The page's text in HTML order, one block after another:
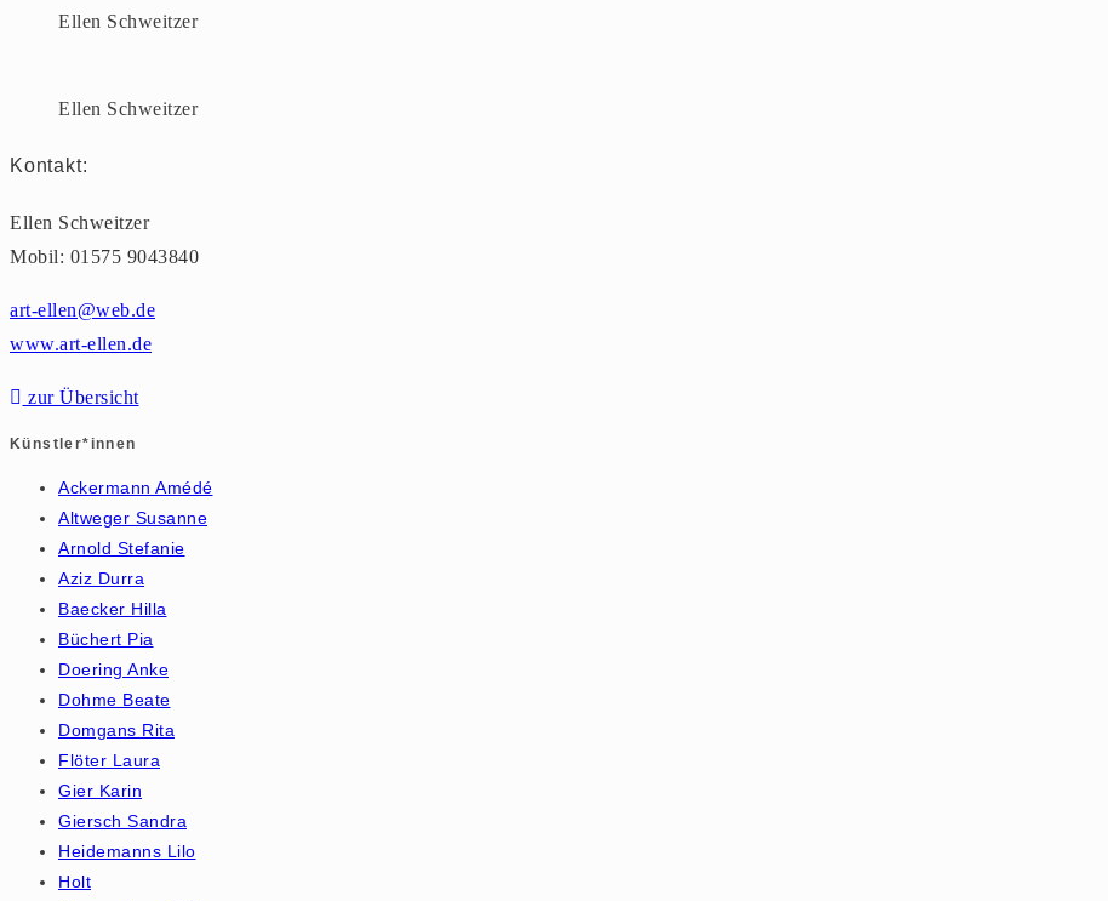
Ellen Schweitzer
Ellen Schweitzer
Kontakt:
Ellen Schweitzer
Mobil: 01575 9043840
art-ellen@web.de
www.art-ellen.de
zur Übersicht
Künstler*innen
Ackermann Amédé
Altweger Susanne
Arnold Stefanie
Aziz Durra
Baecker Hilla
Büchert Pia
Doering Anke
Dohme Beate
Domgans Rita
Flöter Laura
Gier Karin
Giersch Sandra
Heidemanns Lilo
Holt